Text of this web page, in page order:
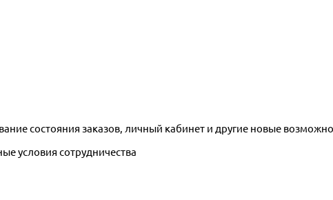
состояния заказов, личный кабинет и другие новые
условия сотрудничества